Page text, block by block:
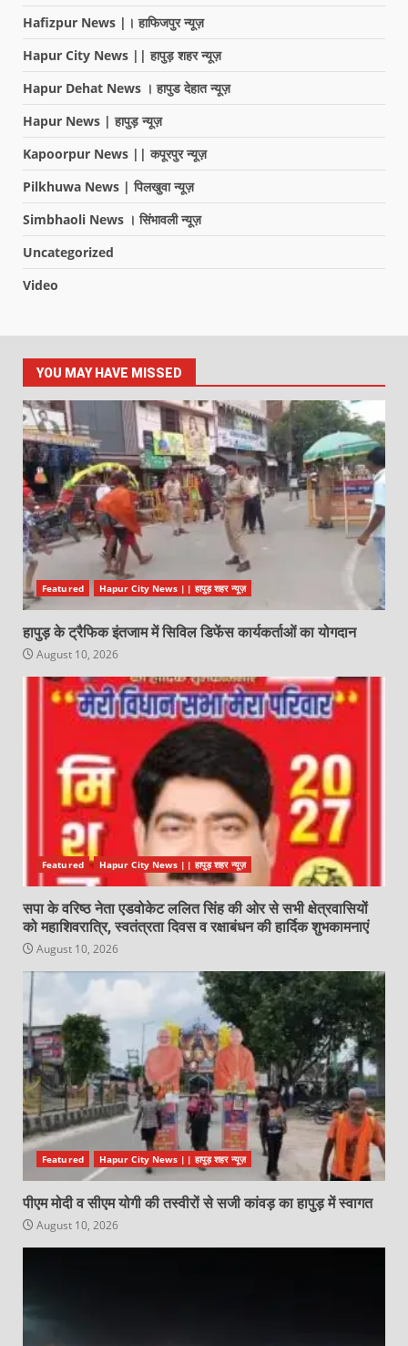
Hafizpur News |। हाफिजपुर न्यूज़
Hapur City News || हापुड़ शहर न्यूज़
Hapur Dehat News । हापुड देहात न्यूज़
Hapur News | हापुड़ न्यूज़
Kapoorpur News || कपूरपुर न्यूज़
Pilkhuwa News | पिलखुवा न्यूज़
Simbhaoli News । सिंभावली न्यूज़
Uncategorized
Video
YOU MAY HAVE MISSED
Featured Hapur City News || हापुड़ शहर न्यूज़
हापुड़ के ट्रैफिक इंतजाम में सिविल डिफेंस कार्यकर्ताओं का योगदान
August 10, 2026
Featured Hapur City News || हापुड़ शहर न्यूज़
सपा के वरिष्ठ नेता एडवोकेट ललित सिंह की ओर से सभी क्षेत्रवासियों
को महाशिवरात्रि, स्वतंत्रता दिवस व रक्षाबंधन की हार्दिक शुभकामनाएं
August 10, 2026
Featured Hapur City News || हापुड़ शहर न्यूज़
पीएम मोदी व सीएम योगी की तस्वीरों से सजी कांवड़ का हापुड़ में स्वागत
August 10, 2026